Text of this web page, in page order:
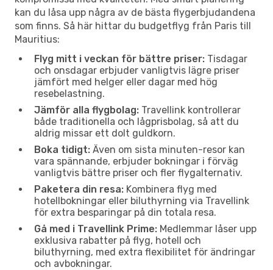
kan du låsa upp några av de bästa flygerbjudandena
som finns. Så här hittar du budgetflyg från Paris till
Mauritius:
Flyg mitt i veckan för bättre priser: Tisdagar
och onsdagar erbjuder vanligtvis lägre priser
jämfört med helger eller dagar med hög
resebelastning.
Jämför alla flygbolag: Travellink kontrollerar
både traditionella och lågprisbolag, så att du
aldrig missar ett dolt guldkorn.
Boka tidigt: Även om sista minuten-resor kan
vara spännande, erbjuder bokningar i förväg
vanligtvis bättre priser och fler flygalternativ.
Paketera din resa: Kombinera flyg med
hotellbokningar eller biluthyrning via Travellink
för extra besparingar på din totala resa.
Gå med i Travellink Prime: Medlemmar låser upp
exklusiva rabatter på flyg, hotell och
biluthyrning, med extra flexibilitet för ändringar
och avbokningar.